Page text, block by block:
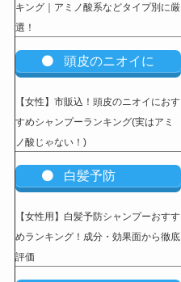
キング｜アミノ酸系などタイプ別に厳
選！
頭皮のニオイに
【女性】市販込 ！頭皮のニオイにおす
すめシャンプーランキング(実はアミ
ノ酸じゃない！)
白髪予防
【女性用】白髪予防シャンプーおすす
めランキング！成分・効果面から徹底
評価